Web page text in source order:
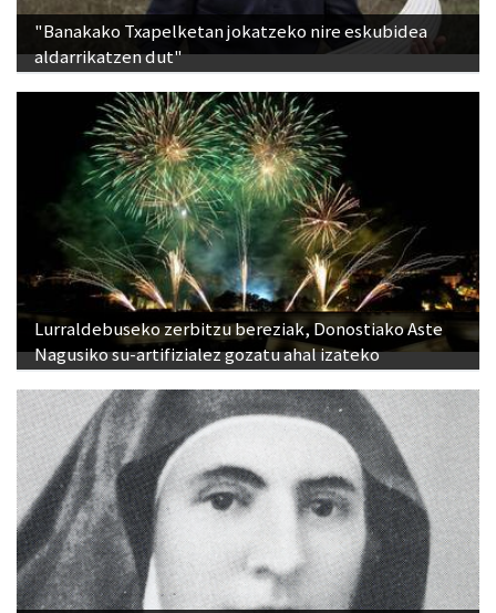
"Banakako Txapelketan jokatzeko nire eskubidea
aldarrikatzen dut"
Lurraldebuseko zerbitzu bereziak, Donostiako Aste
Nagusiko su-artifizialez gozatu ahal izateko